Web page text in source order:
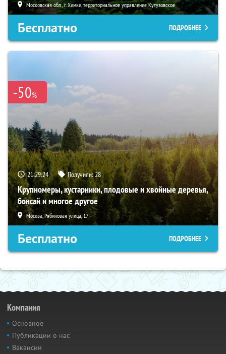
Московская обл., г. Химки, территориальное управление Кутузовское
Бесплатно ПОДРОБНЕЕ
-50%
21:29:23 Получили:28
Крупномеры, кустарники, плодовые и хвойные деревья,
бонсай и многое другое
Москва, Рябиновая улица, 17
Бесплатно ПОДРОБНЕЕ
Компания
Основное
Публикации о нас
Вакансии